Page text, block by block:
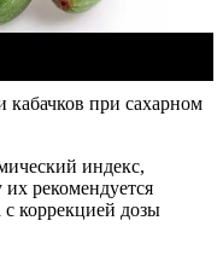
кабачков при сахарном
индекс,
рекомендуется
с коррекцией дозы